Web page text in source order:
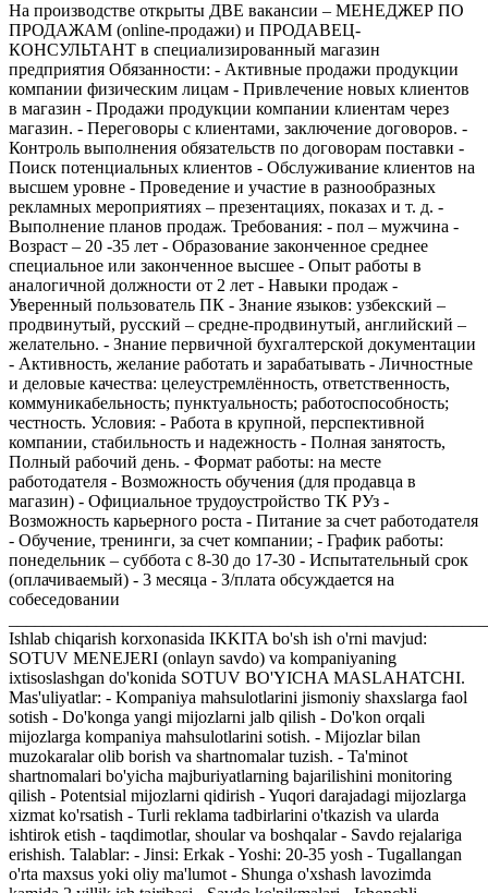
На производстве открыты ДВЕ вакансии – МЕНЕДЖЕР ПО
ПРОДАЖАМ (online-продажи) и ПРОДАВЕЦ-
КОНСУЛЬТАНТ в специализированный магазин
предприятия Обязанности: - Активные продажи продукции
компании физическим лицам - Привлечение новых клиентов
в магазин - Продажи продукции компании клиентам через
магазин. - Переговоры с клиентами, заключение договоров. -
Контроль выполнения обязательств по договорам поставки -
Поиск потенциальных клиентов - Обслуживание клиентов на
высшем уровне - Проведение и участие в разнообразных
рекламных мероприятиях – презентациях, показах и т. д. -
Выполнение планов продаж. Требования: - пол – мужчина -
Возраст – 20 -35 лет - Образование законченное среднее
специальное или законченное высшее - Опыт работы в
аналогичной должности от 2 лет - Навыки продаж -
Уверенный пользователь ПК - Знание языков: узбекский –
продвинутый, русский – средне-продвинутый, английский –
желательно. - Знание первичной бухгалтерской документации
- Активность, желание работать и зарабатывать - Личностные
и деловые качества: целеустремлённость, ответственность,
коммуникабельность; пунктуальность; работоспособность;
честность. Условия: - Работа в крупной, перспективной
компании, стабильность и надежность - Полная занятость,
Полный рабочий день. - Формат работы: на месте
работодателя - Возможность обучения (для продавца в
магазин) - Официальное трудоустройство ТК РУз -
Возможность карьерного роста - Питание за счет работодателя
- Обучение, тренинги, за счет компании; - График работы:
понедельник – суббота с 8-30 до 17-30 - Испытательный срок
(оплачиваемый) - 3 месяца - З/плата обсуждается на
собеседовании
Ishlab chiqarish korxonasida IKKITA bo'sh ish o'rni mavjud:
SOTUV MENEJERI (onlayn savdo) va kompaniyaning
ixtisoslashgan do'konida SOTUV BO'YICHA MASLAHATCHI.
Mas'uliyatlar: - Kompaniya mahsulotlarini jismoniy shaxslarga faol
sotish - Do'konga yangi mijozlarni jalb qilish - Do'kon orqali
mijozlarga kompaniya mahsulotlarini sotish. - Mijozlar bilan
muzokaralar olib borish va shartnomalar tuzish. - Ta'minot
shartnomalari bo'yicha majburiyatlarning bajarilishini monitoring
qilish - Potentsial mijozlarni qidirish - Yuqori darajadagi mijozlarga
xizmat ko'rsatish - Turli reklama tadbirlarini o'tkazish va ularda
ishtirok etish - taqdimotlar, shoular va boshqalar - Savdo rejalariga
erishish. Talablar: - Jinsi: Erkak - Yoshi: 20-35 yosh - Tugallangan
o'rta maxsus yoki oliy ma'lumot - Shunga o'xshash lavozimda